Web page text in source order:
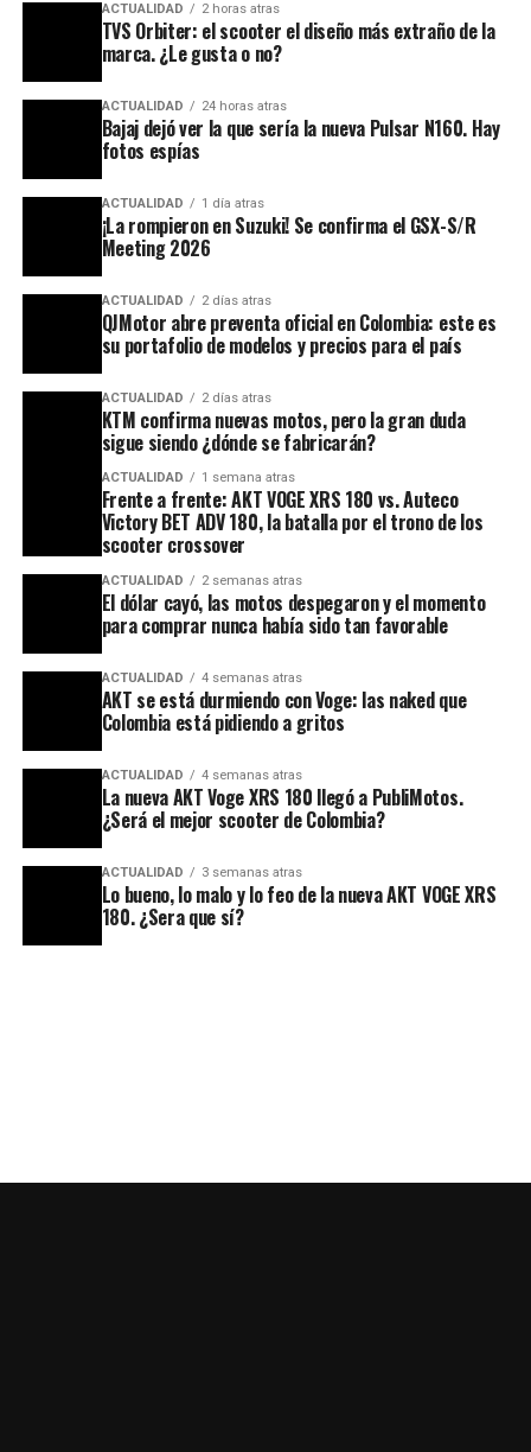
ACTUALIDAD 2 horas atras
TVS Orbiter: el scooter el diseño más extraño de la
marca. ¿Le gusta o no?
ACTUALIDAD 24 horas atras
Bajaj dejó ver la que sería la nueva Pulsar N160. Hay
fotos espías
ACTUALIDAD 1 día atras
¡La rompieron en Suzuki! Se confirma el GSX-S/R
Meeting 2026
ACTUALIDAD 2 días atras
QJMotor abre preventa oficial en Colombia: este es
su portafolio de modelos y precios para el país
ACTUALIDAD 2 días atras
KTM confirma nuevas motos, pero la gran duda
sigue siendo ¿dónde se fabricarán?
ACTUALIDAD 1 semana atras
Frente a frente: AKT VOGE XRS 180 vs. Auteco
Victory BET ADV 180, la batalla por el trono de los
scooter crossover
ACTUALIDAD 2 semanas atras
El dólar cayó, las motos despegaron y el momento
para comprar nunca había sido tan favorable
ACTUALIDAD 4 semanas atras
AKT se está durmiendo con Voge: las naked que
Colombia está pidiendo a gritos
ACTUALIDAD 4 semanas atras
La nueva AKT Voge XRS 180 llegó a PubliMotos.
¿Será el mejor scooter de Colombia?
ACTUALIDAD 3 semanas atras
Lo bueno, lo malo y lo feo de la nueva AKT VOGE XRS
180. ¿Sera que sí?